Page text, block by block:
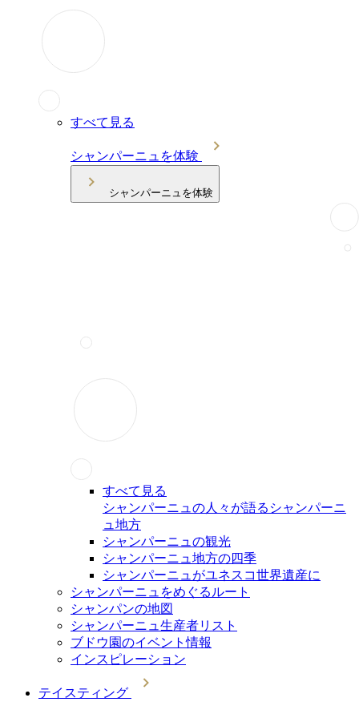
すべて見る
シャンパーニュを体験
シャンパーニュを体験
すべて見る
シャンパーニュの人々が語るシャンパーニ
ュ地方
シャンパーニュの観光
シャンパーニュ地方の四季
シャンパーニュがユネスコ世界遺産に
シャンパーニュをめぐるルート
シャンパンの地図
シャンパーニュ生産者リスト
ブドウ園のイベント情報
インスピレーション
テイスティング